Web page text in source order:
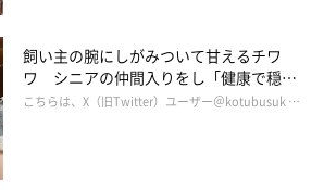
飼い主の腕にしがみついて甘えるチワ
ワ シニアの仲間入りをし「健康で穏や
かな暮らしが続いてほしい」と願う
こちらは、X（旧Twitter）ユーザー＠kotubusuk …